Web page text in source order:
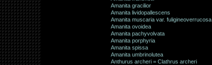
Amanita gracilior
Amanita lividopallescens
Amanita muscaria var. fuligineoverrucosa
Amanita ovoidea
Amanita pachyvolvata
Amanita porphyria
Amanita spissa
Amanita umbrinolutea
Anthurus archeri = Clathrus archeri